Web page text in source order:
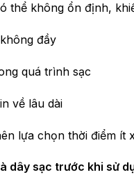
thể không ổn định,
đầy
quá trình sạc
về lâu dài
lựa chọn thời điểm ít
dây sạc trước khi sử